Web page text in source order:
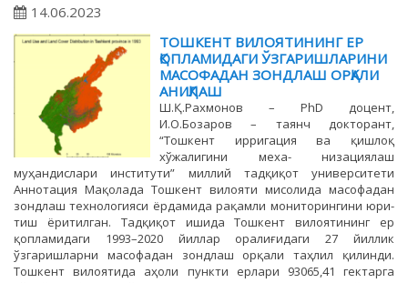
14.06.2023
ТОШКЕНТ ВИЛОЯТИНИНГ ЕР
ҚОПЛАМИДАГИ ЎЗГАРИШЛАРИНИ
МАСОФАДАН ЗОНДЛАШ ОРҚАЛИ
АНИҚЛАШ
Ш.Қ.Рахмонов – PhD доцент,
И.О.Бозаров – таянч докторант,
“Тошкент ирригация ва қишлоқ
хўжалигини меха- низациялаш
муҳандислари институти” миллий тадқиқот университети
Аннотация Мақолада Тошкент вилояти мисолида масофадан
зондлаш технологияси ёрдамида рақамли мониторингини юри-
тиш ёритилган. Тадқиқот ишида Тошкент вилоятининг ер
қопламидаги 1993–2020 йиллар оралиғидаги 27 йиллик
ўзгаришларни масофадан зондлаш орқали таҳлил қилинди.
Тошкент вилоятида аҳоли пункти ерлари 93065,41 гектарга